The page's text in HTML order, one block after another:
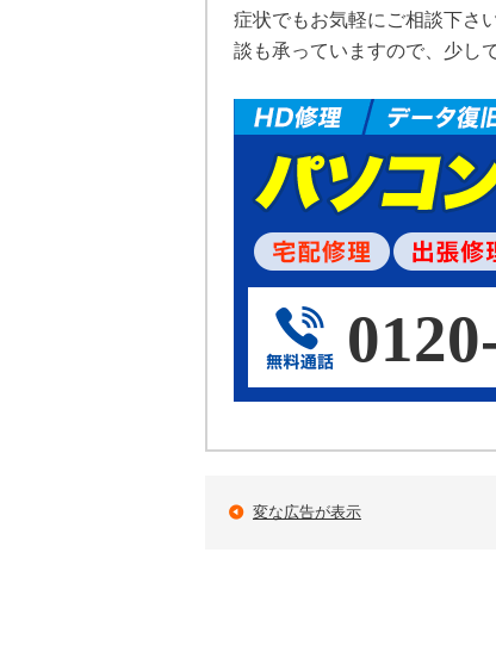
症状でもお気軽にご相談下さ
談も承っていますので、少し
変な広告が表示